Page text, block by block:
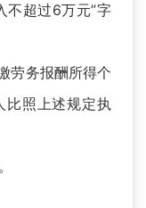
不超过6万元”字
劳务报酬所得个
比照上述规定执